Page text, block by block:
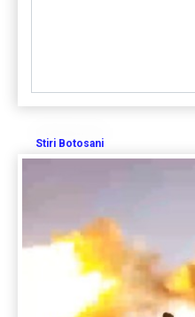
Stiri Botosani